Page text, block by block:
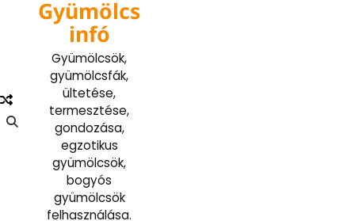
Gyümölcs
infó
Gyümölcsök,
gyümölcsfák,
ültetése,
termesztése,
gondozása,
egzotikus
gyümölcsök,
bogyós
gyümölcsök
felhasználása.